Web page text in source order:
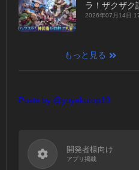
ラ！ザクザク
て神装備を集
【最新作
2026年07月14日
もっと見る
Posts by @yoyakutop10
開発者様向け
アプリ掲載